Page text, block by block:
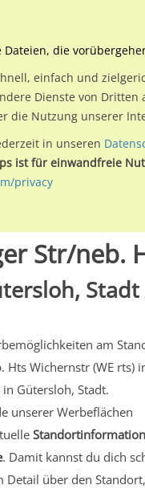
Str/neb.
am
Hts Wichernstr (WE rts)
in Gütersloh, Stadt.
unserer Werbeflächen
. Damit kannst du dich
Detail über den
Dateien, die
einfach und
Dienste von Dritten
die Nutzung unserer
in unseren
ist für einwandfreie
privacy